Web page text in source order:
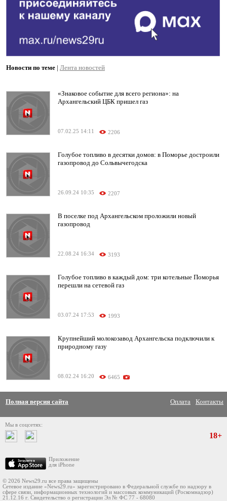
Новости по теме | Лента новостей
«Знаковое событие для всего региона»: на
Архангельский ЦБК пришел газ
07.02.25 14:11 2206
Голубое топливо в десятки домов: в Поморье достроили
газопровод до Сольвычегодска
26.09.24 10:35 2207
В поселке под Архангельском проложили новый
газопровод
22.08.24 16:34 3193
Голубое топливо в каждый дом: три котельные Поморья
перешли на сетевой газ
03.07.24 17:53 1993
Крупнейший молокозавод Архангельска подключили к
природному газу
08.02.24 16:20 6465
Полная версия сайта Оплата Контакты
Мы в соцсетях:
Приложение
для iPhone
18+
© 2026 News29.ru все права защищены
Сетевое издание «News29.ru» зарегистрировано в Федеральной службе по надзору в
сфере связи, информационных технологий и массовых коммуникаций (Роскомнадзор)
21.12.16 г. Свидетельство о регистрации Эл № ФС 77 - 68080